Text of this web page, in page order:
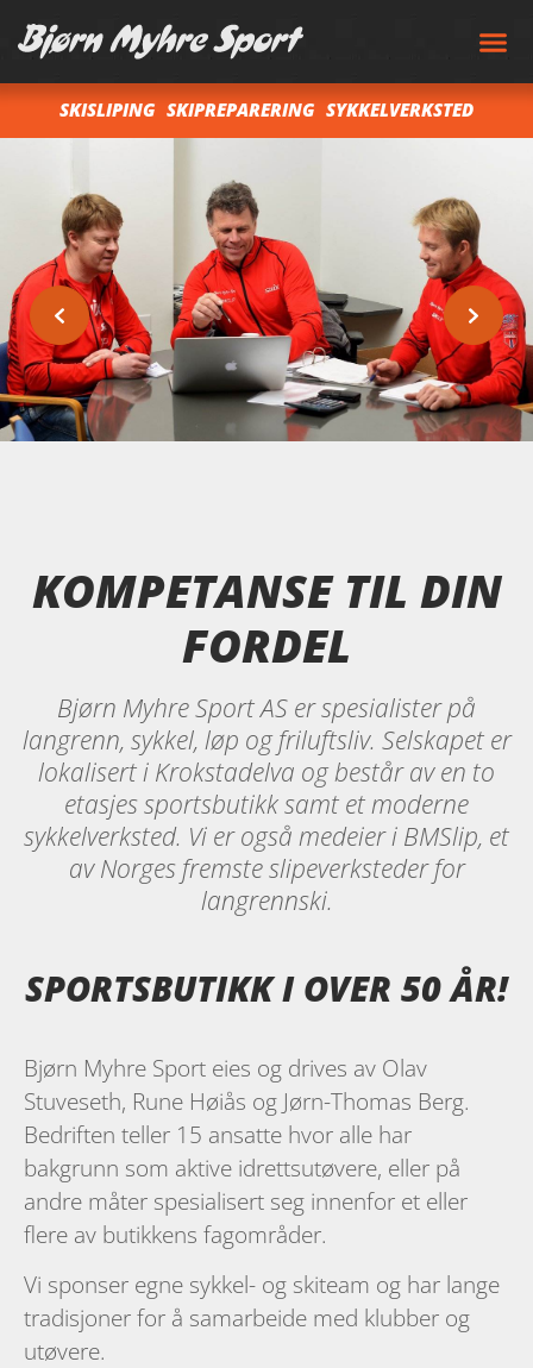
SKISLIPING SKIPREPARERING SYKKELVERKSTED
KOMPETANSE TIL DIN
FORDEL
Bjørn Myhre Sport AS er spesialister på
langrenn, sykkel, løp og friluftsliv. Selskapet er
lokalisert i Krokstadelva og består av en to
etasjes sportsbutikk samt et moderne
sykkelverksted. Vi er også medeier i BMSlip, et
av Norges fremste slipeverksteder for
langrennski.
SPORTSBUTIKK I OVER 50 ÅR!
Bjørn Myhre Sport eies og drives av Olav
Stuveseth, Rune Høiås og Jørn-Thomas Berg.
Bedriften teller 15 ansatte hvor alle har
bakgrunn som aktive idrettsutøvere, eller på
andre måter spesialisert seg innenfor et eller
flere av butikkens fagområder.
Vi sponser egne sykkel- og skiteam og har lange
tradisjoner for å samarbeide med klubber og
utøvere.